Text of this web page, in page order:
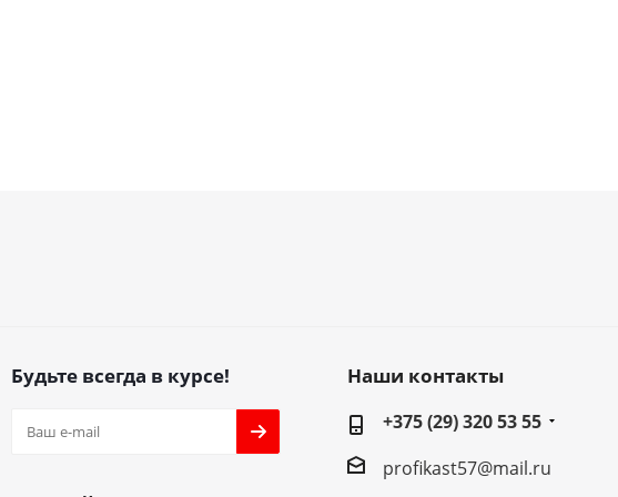
Будьте всегда в курсе! Наши контакты
+375 (29) 320 53 55
profikast57@mail.ru